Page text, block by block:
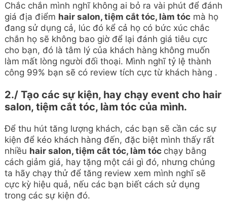
Chắc chắn mình nghĩ không ai bỏ ra vài phút để đánh
giá địa điểm hair salon, tiệm cắt tóc, làm tóc mà họ
đang sử dụng cả, lúc đó kể cả họ có bức xúc chắc
chắn họ sẽ không bao giờ để lại đánh giá tiêu cực
cho bạn, đó là tâm lý của khách hàng không muốn
làm mất lòng người đối thoại. Mình nghĩ tỷ lệ thành
công 99% bạn sẽ có review tích cực từ khách hàng .
2./ Tạo các sự kiện, hay chạy event cho hair
salon, tiệm cắt tóc, làm tóc của mình.
Để thu hút tăng lượng khách, các bạn sẽ cần các sự
kiện để kéo khách hàng đến, đặc biệt mình thấy rất
nhiều hair salon, tiệm cắt tóc, làm tóc chạy bằng
cách giảm giá, hay tặng một cái gì đó, nhưng chúng
ta hãy chạy thử để tăng review xem mình nghĩ sẽ
cực kỳ hiệu quả, nếu các bạn biết cách sử dụng
trong các sự kiện đó.